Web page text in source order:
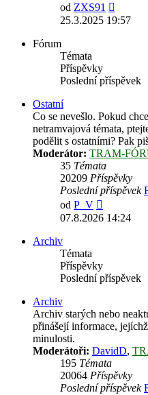
od ZXS91
poslední
25.3.2025 19:57
Fórum
Témata
Příspěvky
Poslední příspěvek
Ostatní
Co se nevešlo. Pokud
netramvajová témata,
podělit s ostatními? Pak
Moderátor: TRAM-
35 Témata
20209 Příspěvky
Poslední příspěvek
od P_V
poslední
07.8.2026 14:24
Archiv
Témata
Příspěvky
Poslední příspěvek
Archiv
Archiv starých nebo
přinášejí informace,
minulosti.
Moderátoři: DavidD,
195 Témata
20064 Příspěvky
Poslední příspěvek